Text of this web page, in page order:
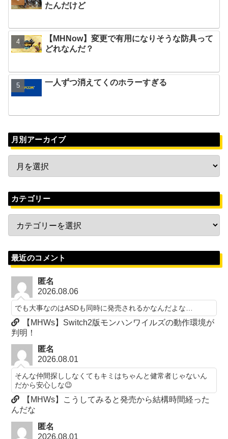
たんだけど
【MHNow】変更で有用になりそうな防具って
どれなんだ？
一人ずつ消えてくのホラーすぎる
月別アーカイブ
カテゴリー
最近のコメント
匿名
2026.08.06
でも大事なのはASDも同時に発売されるかなんだよな…
【MHWs】Switch2版モンハンワイルズの動作環境が
判明！
匿名
2026.08.01
そんな仲間探ししなくてもキミはちゃんと健常者じゃないん
だから安心しな😉
【MHWs】こうしてみると発売から結構時間経った
んだな
匿名
2026.08.01